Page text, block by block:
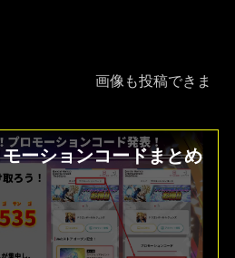
画像も投稿できま
ロモーションコードまとめ